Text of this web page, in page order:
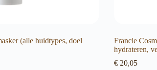
(alle huidtypes, doel
Francie
hydrateren,
€20,05